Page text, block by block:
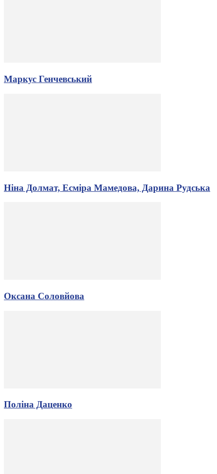
Маркус Генчевський
Ніна Долмат, Есміра Мамедова, Дарина Рудська
Оксана Соловйова
Поліна Даценко